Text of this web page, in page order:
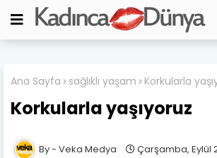
Ana Sayfa sağlıklı yaşam Korkularla
Korkularla yaşıyoruz
Veka Medya Çarşamba, Eylül